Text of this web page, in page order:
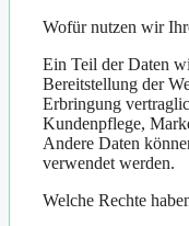
Wofür nutzen wir
Ein Teil der Daten
Bereitstellung der
Erbringung
Kundenpflege,
Andere Daten
verwendet werden.
Welche Rechte